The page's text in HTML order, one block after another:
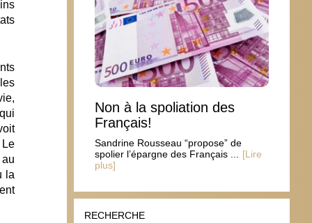
la
Non à la spoliation des
Français!
Sandrine Rousseau “propose” de
spolier l’épargne des Français ...
[Lire
plus]
RECHERCHE